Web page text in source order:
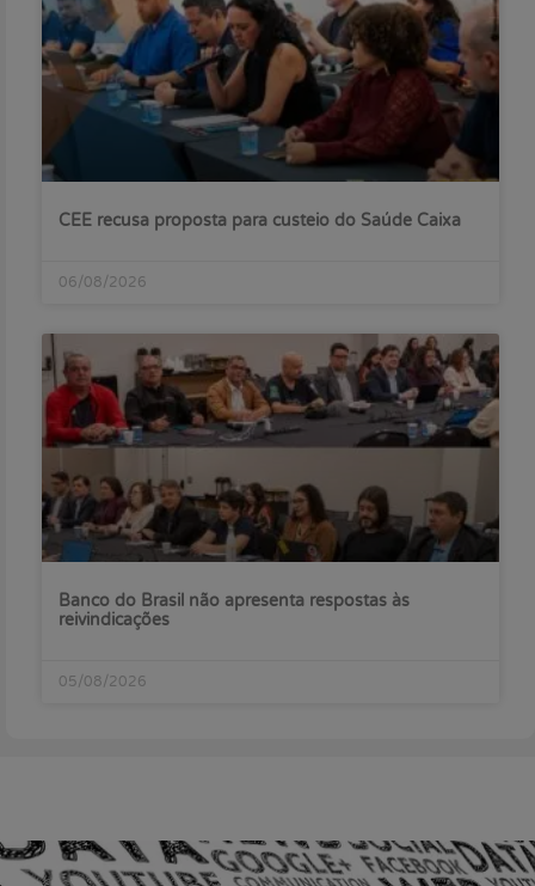
CEE recusa proposta para custeio do Saúde Caixa
06/08/2026
Banco do Brasil não apresenta respostas às
reivindicações
05/08/2026